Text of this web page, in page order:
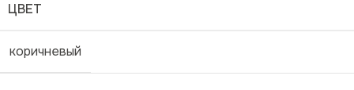
ЦВЕТ
коричневый